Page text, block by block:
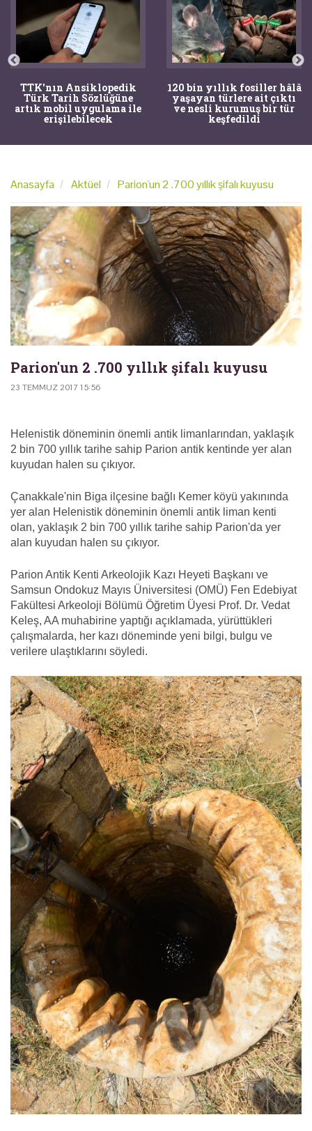
TTK'nın Ansiklopedik
Türk Tarih Sözlüğüne
artık mobil uygulama ile
erişilebilecek
120 bin yıllık fosiller hâlâ
yaşayan türlere ait çıktı
ve nesli kurumuş bir tür
keşfedildi
Anasayfa Aktüel Parion'un 2 .700 yıllık şifalı kuyusu
Parion'un 2 .700 yıllık şifalı kuyusu
23 TEMMUZ 2017 15:56
Helenistik döneminin önemli antik limanlarından, yaklaşık
2 bin 700 yıllık tarihe sahip Parion antik kentinde yer alan
kuyudan halen su çıkıyor.
Çanakkale'nin Biga ilçesine bağlı Kemer köyü yakınında
yer alan Helenistik döneminin önemli antik liman kenti
olan, yaklaşık 2 bin 700 yıllık tarihe sahip Parion'da yer
alan kuyudan halen su çıkıyor.
Parion Antik Kenti Arkeolojik Kazı Heyeti Başkanı ve
Samsun Ondokuz Mayıs Üniversitesi (OMÜ) Fen Edebiyat
Fakültesi Arkeoloji Bölümü Öğretim Üyesi Prof. Dr. Vedat
Keleş, AA muhabirine yaptığı açıklamada, yürüttükleri
çalışmalarda, her kazı döneminde yeni bilgi, bulgu ve
verilere ulaştıklarını söyledi.